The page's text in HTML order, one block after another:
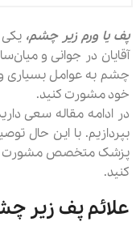
پف یا ورم زیر چشم،
آقایان در جوانی و
چشم به عوامل بسیاری
خود مشورت کنید.
در ادامه مقاله سعی
بپردازیم. با این حال
پزشک متخصص مشورت
کنید.
علائم پف زیر